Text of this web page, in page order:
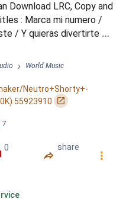
Download LRC, Copy and
: Marca mi numero /
/ Y quieras divertirte
el que lento te
/ Yo siempre
/ Moviéndote encima
estamos en mi...
› World Music
Neutro+Shorty+-
󰏌
7
0
󰤲
share
󰇙